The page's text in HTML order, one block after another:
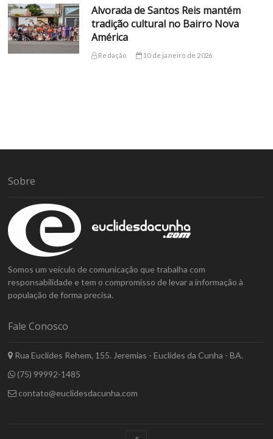
Alvorada de Santos Reis mantém
tradição cultural no Bairro Nova
América
Redação 10 de janeiro de 2026
Sobre
Somos um veículo de comunicação que trabalha com
responsabilidade e tem o compromisso de levar a informação à
população de forma precisa.
Fale Conosco
Rua Euclides Rehem, 155. Jeremias - Euclides da Cunha - BA.
(75) 99992-1485
contato@euclidesdacunha.com